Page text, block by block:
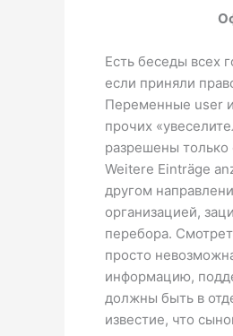
Есть беседы всех
если приняли
Переменные user и
прочих
разрешены только
Weitere Einträge
другом
организацией,
перебора.
просто
информацию,
должны быть в
известие, что